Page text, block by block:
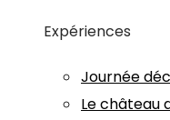
Expériences
Journée
Le château